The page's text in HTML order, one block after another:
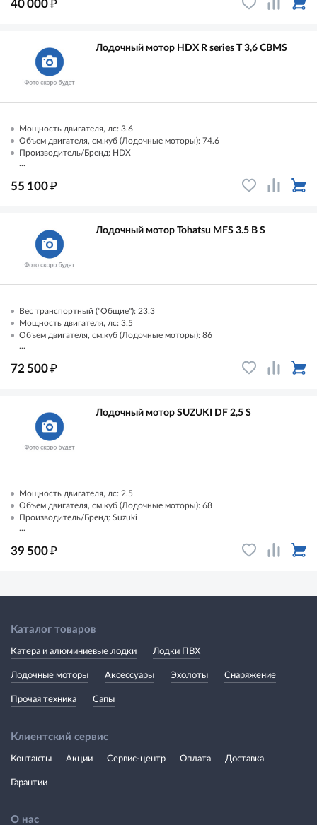
40 000
Лодочный мотор HDX R series T 3,6 CBMS
Мощность двигателя, лс: 3.6
Объем двигателя, см.куб (Лодочные моторы): 74.6
Производитель/Бренд: HDX
...
55 100₽
Лодочный мотор Tohatsu MFS 3.5 B S
Вес транспортный ("Общие"): 23.3
Мощность двигателя, лс: 3.5
Объем двигателя, см.куб (Лодочные моторы): 86
...
72 500₽
Лодочный мотор SUZUKI DF 2,5 S
Мощность двигателя, лс: 2.5
Объем двигателя, см.куб (Лодочные моторы): 68
Производитель/Бренд: Suzuki
...
39 500₽
Каталог товаров
Катера и алюминиевые лодки Лодки ПВХ
Лодочные моторы Аксессуары Эхолоты Снаряжение
Прочая техника Сапы
Клиентский сервис
Контакты Акции Сервис-центр Оплата Доставка
Гарантии
О нас